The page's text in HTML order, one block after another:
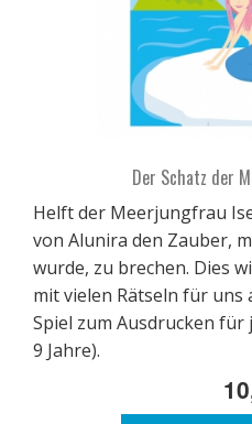
Der Schatz der
Helft der Meerjungfrau
von Alunira den Zauber,
wurde, zu brechen. Dies
mit vielen Rätseln für uns
Spiel zum Ausdrucken
9 Jahre).